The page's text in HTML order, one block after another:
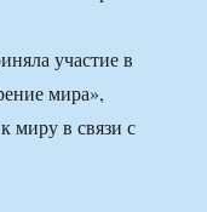
участие в
мира»,
миру в связи с